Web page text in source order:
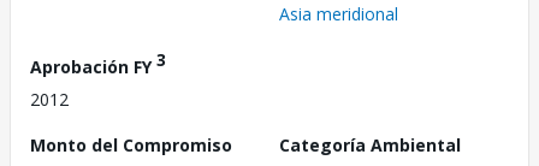
Asia meridional
Aprobación FY3
2012
Monto del Compromiso
Categoría Ambiental